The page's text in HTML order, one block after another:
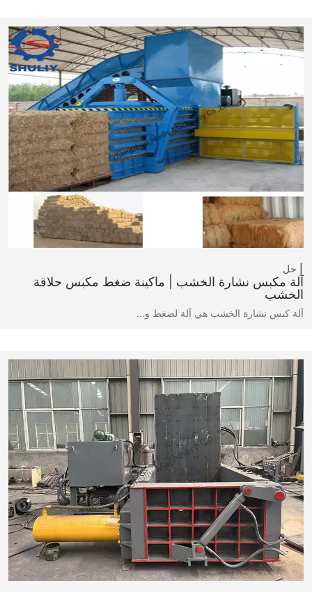
حل
آلة مكبس نشارة الخشب | ماكينة ضغط مكبس حلاقة
الخشب
آلة كبس نشارة الخشب هي آلة لضغط و...